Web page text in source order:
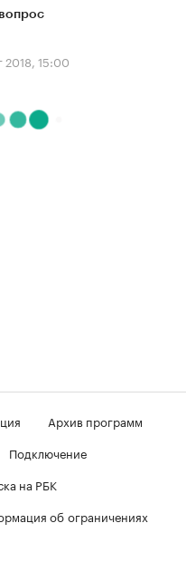
2018, 15:00
Архив программ
Подключение
на РБК
об ограничениях